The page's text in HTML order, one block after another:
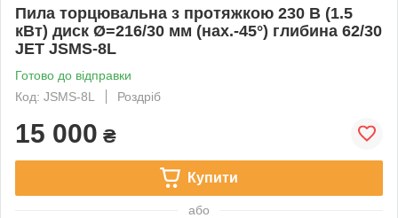
Пила торцювальна з протяжкою 230 В (1.5
кВт) диск Ø=216/30 мм (нах.-45°) глибина 62/30
JET JSMS-8L
Готово до відправки
Код: JSMS-8L
Роздріб
15 000 ₴
Купити
або